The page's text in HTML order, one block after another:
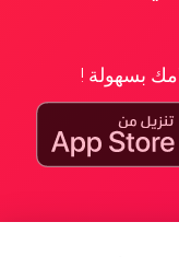
بسهولة !